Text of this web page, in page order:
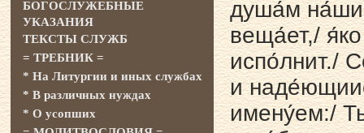
душа́м
веща́ет,/
испо́лнит./
и
имену́ем:/
БОГОСЛУЖЕБНЫЕ
УКАЗАНИЯ
ТЕКСТЫ СЛУЖБ
= ТРЕБНИК =
* На Литургии и иных службах
* В различных нуждах
* О усопших